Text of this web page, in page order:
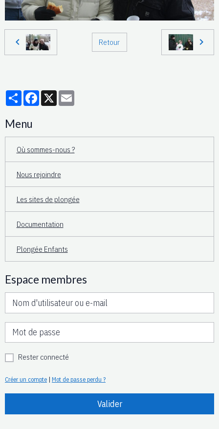
Retour
PartagerFacebook
X
Menu
Où sommes-nous ?
Nous rejoindre
Les sites de plongée
Documentation
Plongée Enfants
Espace membres
Rester connecté
Créer un compte | Mot de passe perdu ?
Valider